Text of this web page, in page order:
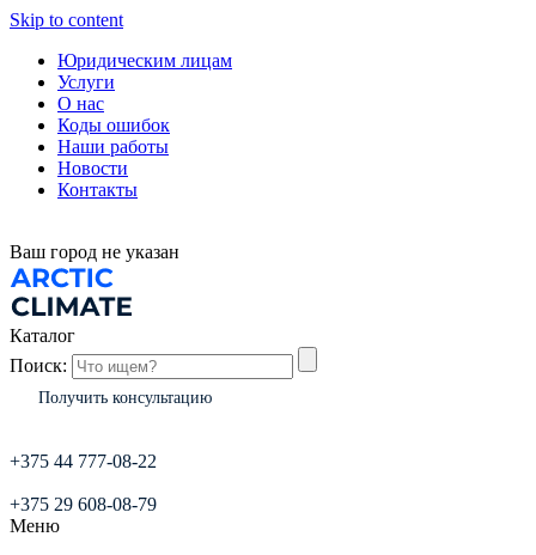
Skip to content
Юридическим лицам
Услуги
О нас
Коды ошибок
Наши работы
Новости
Контакты
Ваш город не указан
Каталог
Поиск:
Получить консультацию
+375 44 777-08-22
+375 29 608-08-79
Меню